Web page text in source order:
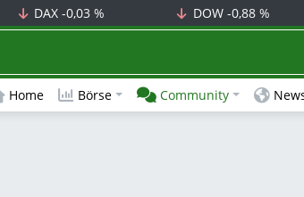
DAX-0,03 % DOW -0,88 %
Home Börse Community